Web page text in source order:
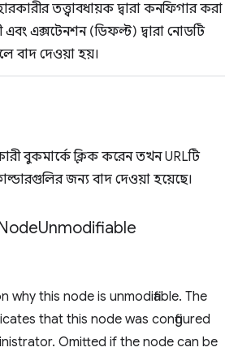
তত্ত্বাবধায়ক দ্বারা কনফিগার করা
এবং এক্সটেনশন (ডিফল্ট) দ্বারা নোডটি
বাদ দেওয়া হয়।
বুকমার্কে ক্লিক করেন তখন URLটি
জন্য বাদ দেওয়া হয়েছে।
Unmodifiable
why this node is unmodifiable. The
that this node was configured
Omitted if the node can be